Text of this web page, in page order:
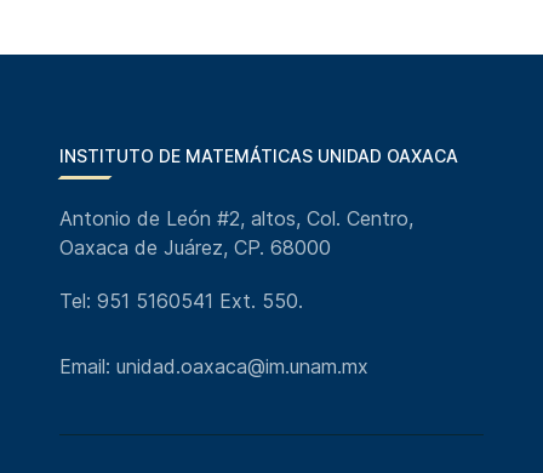
INSTITUTO DE MATEMÁTICAS UNIDAD OAXACA
Antonio de León #2, altos, Col. Centro,
Oaxaca de Juárez, CP. 68000
Tel: 951 5160541 Ext. 550.
Email: unidad.oaxaca@im.unam.mx